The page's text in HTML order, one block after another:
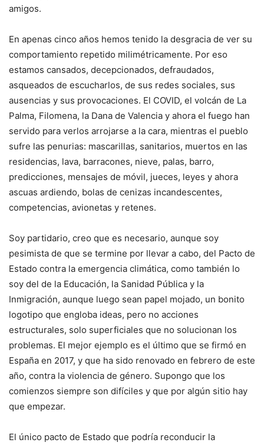
amigos.
En apenas cinco años hemos tenido la desgracia de ver su
comportamiento repetido milimétricamente. Por eso
estamos cansados, decepcionados, defraudados,
asqueados de escucharlos, de sus redes sociales, sus
ausencias y sus provocaciones. El COVID, el volcán de La
Palma, Filomena, la Dana de Valencia y ahora el fuego han
servido para verlos arrojarse a la cara, mientras el pueblo
sufre las penurias: mascarillas, sanitarios, muertos en las
residencias, lava, barracones, nieve, palas, barro,
predicciones, mensajes de móvil, jueces, leyes y ahora
ascuas ardiendo, bolas de cenizas incandescentes,
competencias, avionetas y retenes.
Soy partidario, creo que es necesario, aunque soy
pesimista de que se termine por llevar a cabo, del Pacto de
Estado contra la emergencia climática, como también lo
soy del de la Educación, la Sanidad Pública y la
Inmigración, aunque luego sean papel mojado, un bonito
logotipo que engloba ideas, pero no acciones
estructurales, solo superficiales que no solucionan los
problemas. El mejor ejemplo es el último que se firmó en
España en 2017, y que ha sido renovado en febrero de este
año, contra la violencia de género. Supongo que los
comienzos siempre son difíciles y que por algún sitio hay
que empezar.
El único pacto de Estado que podría reconducir la